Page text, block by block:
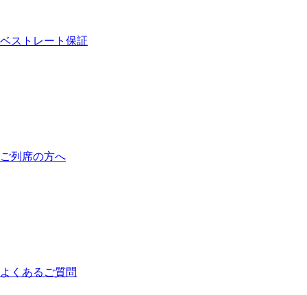
ベストレート保証
ご列席の方へ
よくあるご質問